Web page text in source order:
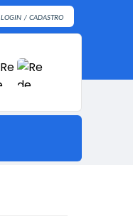
LOGIN / CADASTRO